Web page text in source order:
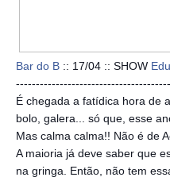
Bar do B :: 17/04 :: SHOW
--------------------------
É chegada a fatídica hora de
bolo, galera... só que, esse
Mas calma calma!! Não é de
A maioria já deve saber que
na gringa. Então, não tem